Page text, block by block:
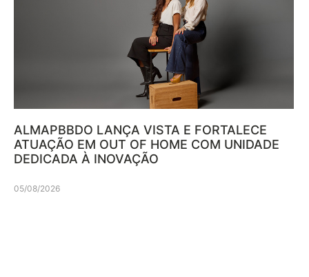
ALMAPBBDO LANÇA VISTA E FORTALECE
ATUAÇÃO EM OUT OF HOME COM UNIDADE
DEDICADA À INOVAÇÃO
05/08/2026